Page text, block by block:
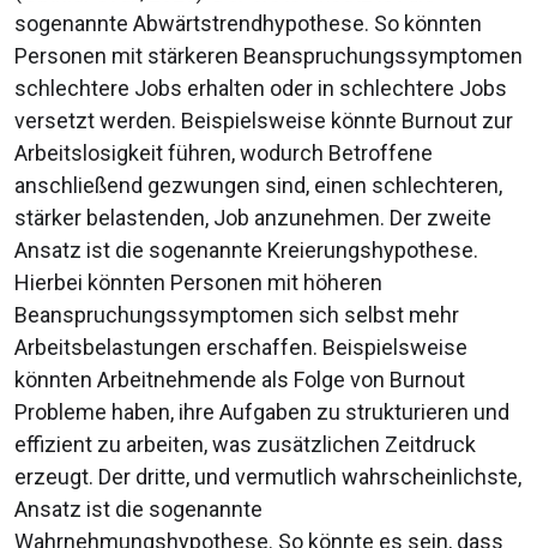
sogenannte Abwärtstrendhypothese. So könnten
Personen mit stärkeren Beanspruchungssymptomen
schlechtere Jobs erhalten oder in schlechtere Jobs
versetzt werden. Beispielsweise könnte Burnout zur
Arbeitslosigkeit führen, wodurch Betroffene
anschließend gezwungen sind, einen schlechteren,
stärker belastenden, Job anzunehmen. Der zweite
Ansatz ist die sogenannte Kreierungshypothese.
Hierbei könnten Personen mit höheren
Beanspruchungssymptomen sich selbst mehr
Arbeitsbelastungen erschaffen. Beispielsweise
könnten Arbeitnehmende als Folge von Burnout
Probleme haben, ihre Aufgaben zu strukturieren und
effizient zu arbeiten, was zusätzlichen Zeitdruck
erzeugt. Der dritte, und vermutlich wahrscheinlichste,
Ansatz ist die sogenannte
Wahrnehmungshypothese. So könnte es sein, dass